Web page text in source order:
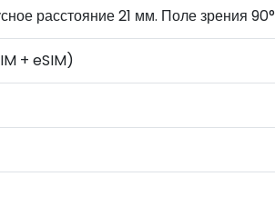
расстояние 21 мм. Поле зрения 90°
+ eSIM)